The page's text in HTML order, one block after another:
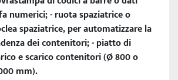
numerici; - ruota spaziatrice o
spaziatrice, per automatizzare la
dei contenitori; - piatto di
e scarico contenitori (Ø 800 o
mm).